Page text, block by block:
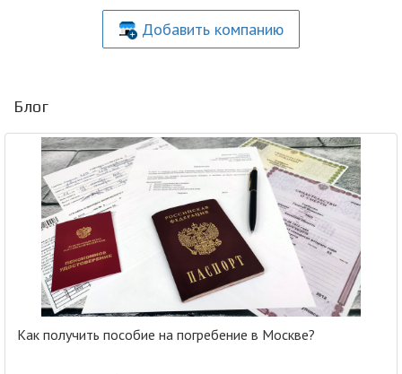
Добавить компанию
Блог
Как получить пособие на погребение в Москве?